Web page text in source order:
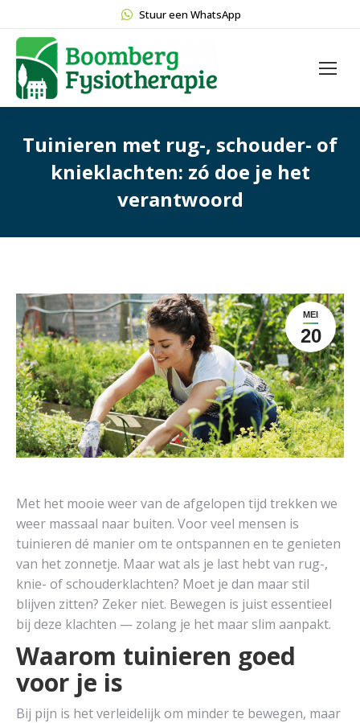
Stuur een WhatsApp
Tuinieren met rug-, schouder- of
knieklachten: zó doe je het
verantwoord
MEI
20
Met het mooie weer van de afgelopen tijd trekken we
weer massaal naar buiten. Voor veel mensen is
tuinieren dé manier om te ontspannen en te genieten
van het zonnetje. Maar wat als je last hebt van rug-,
knie- of schouderklachten? Moet je dan maar stil
blijven zitten? Zeker niet. Bewegen is juist essentieel
bij deze klachten — zolang je het maar slim aanpakt.
Waarom tuinieren goed
voor je is
Bij pijn is het verleidelijk om minder te bewegen, maar